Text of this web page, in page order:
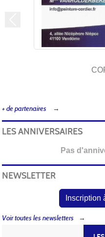
+ de partenaires
LES ANNIVERSAIRES
Pas
NEWSLETTER
Inscription
Voir toutes les newsletters